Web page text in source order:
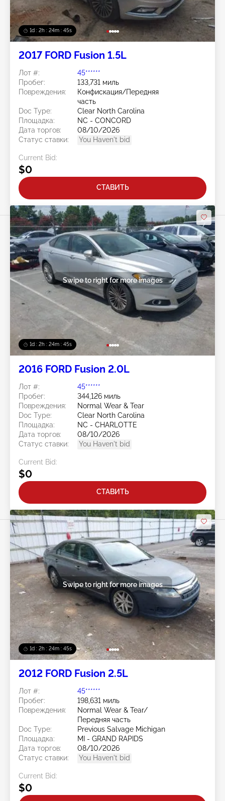
1d : 2h : 24m : 42s
2017 FORD Fusion 1.5L
Лот #:
45******
Пробег:
133,731 миль
Повреждения:
Конфискация/Передняя
часть
Doc Type:
Clear North Carolina
Площадка:
NC - CONCORD
Дата торгов:
08/10/2026
Статус ставки:
You Haven't bid
Current Bid:
$0
СТАВИТЬ
1d : 2h : 24m : 42s
Swipe to right for more images
2016 FORD Fusion 2.0L
Лот #:
45******
Пробег:
344,126 миль
Повреждения:
Normal Wear & Tear
Doc Type:
Clear North Carolina
Площадка:
NC - CHARLOTTE
Дата торгов:
08/10/2026
Статус ставки:
You Haven't bid
Current Bid:
$0
СТАВИТЬ
1d : 2h : 24m : 42s
Swipe to right for more images
2012 FORD Fusion 2.5L
Лот #:
45******
Пробег:
198,631 миль
Повреждения:
Normal Wear & Tear/
Передняя часть
Doc Type:
Previous Salvage Michigan
Площадка:
MI - GRAND RAPIDS
Дата торгов:
08/10/2026
Статус ставки:
You Haven't bid
Current Bid:
$0